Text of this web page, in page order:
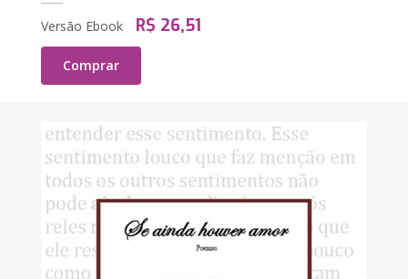
Versão Ebook R$ 26,51
Comprar